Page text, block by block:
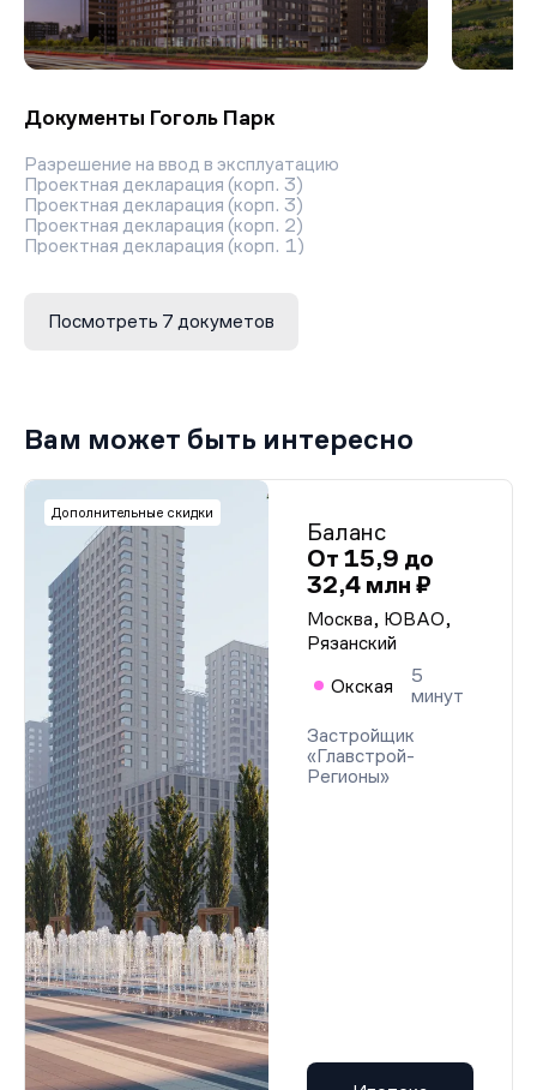
Документы Гоголь Парк
Разрешение на ввод в эксплуатацию
Проектная декларация (корп. 3)
Проектная декларация (корп. 3)
Проектная декларация (корп. 2)
Проектная декларация (корп. 1)
Посмотреть 7 докуметов
Вам может быть интересно
Дополнительные скидки
Баланс
От 15,9 до
32,4 млн ₽
Москва, ЮВАО,
Рязанский
Окская
5
минут
Застройщик
«Главстрой-
Регионы»